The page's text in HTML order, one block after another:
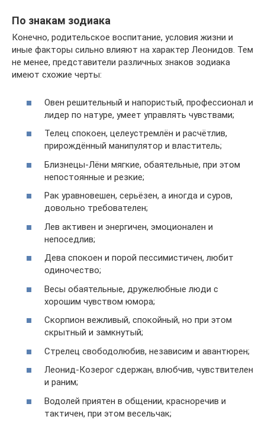
По знакам зодиака
Конечно, родительское воспитание, условия жизни и
иные факторы сильно влияют на характер Леонидов. Тем
не менее, представители различных знаков зодиака
имеют схожие черты:
Овен решительный и напористый, профессионал и
лидер по натуре, умеет управлять чувствами;
Телец спокоен, целеустремлён и расчётлив,
прирождённый манипулятор и властитель;
Близнецы-Лёни мягкие, обаятельные, при этом
непостоянные и резкие;
Рак уравновешен, серьёзен, а иногда и суров,
довольно требователен;
Лев активен и энергичен, эмоционален и
непоседлив;
Дева спокоен и порой пессимистичен, любит
одиночество;
Весы обаятельные, дружелюбные люди с
хорошим чувством юмора;
Скорпион вежливый, спокойный, но при этом
скрытный и замкнутый;
Стрелец свободолюбив, независим и авантюрен;
Леонид-Козерог сдержан, влюбчив, чувствителен
и раним;
Водолей приятен в общении, красноречив и
тактичен, при этом весельчак;